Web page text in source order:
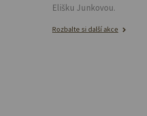
Elišku Junkovou.
Rozbalte si další akce